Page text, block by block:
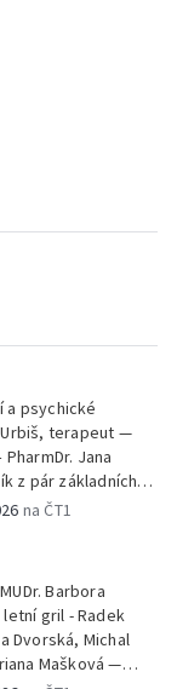
a psychické
Urbiš, terapeut —
Jana
z pár základních
stylista —
— Vaření:
Pavelková —
— Muzejní
na ČT1
Barbora
gril - Radek
Dvorská, Michal
Mašková —